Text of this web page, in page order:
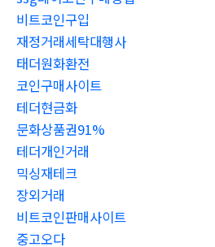
비트코인구입
재정거래세탁대행사
태더원화환전
코인구매사이트
테더현금화
문화상품권91%
테더개인거래
믹싱재테크
장외거래
비트코인판매사이트
중고오다